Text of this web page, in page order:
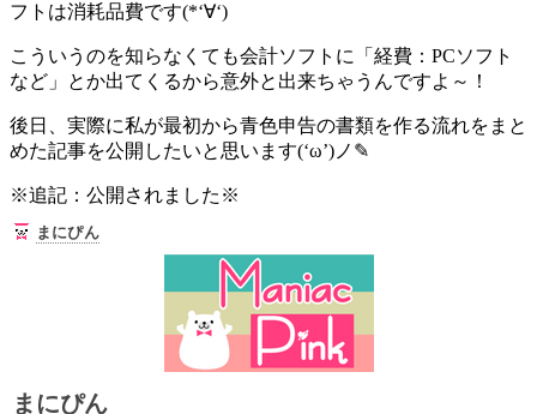
フトは消耗品費です(*‘∀‘)
こういうのを知らなくても会計ソフトに「経費：PCソフト
など」とか出てくるから意外と出来ちゃう んですよ～！
後日、実際に私が最初から青色申告の書類を作る流れをまと
めた記事を公開したいと思います(‘ω’)ノ✎
※追記：公開されました※